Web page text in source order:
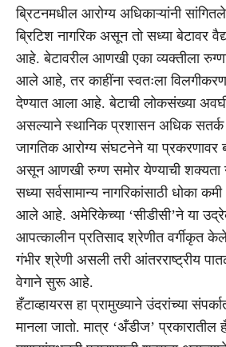
ब्रिटनमधील आरोग्य अधिकाऱ्यांनी
ब्रिटिश नागरिक असून तो सध्या बेटावर
आहे. बेटावरील आणखी एका व्यक्तीला
आले आहे, तर काहींना स्वतःला
देण्यात आला आहे. बेटाची लोकसंख्या
असल्याने स्थानिक प्रशासन अधिक
जागतिक आरोग्य संघटनेने या प्रकरणावर
असून आणखी रुग्ण समोर येण्याची शक्यता
सध्या सर्वसामान्य नागरिकांसाठी धोका
आले आहे. अमेरिकेच्या ‘सीडीसी’ने या
आपत्कालीन प्रतिसाद श्रेणीत वर्गीकृत
गंभीर श्रेणी असली तरी आंतरराष्ट्रीय
वेगाने सुरू आहे.
हँटाव्हायरस हा प्रामुख्याने उंदरांच्या
मानला जातो. मात्र ‘अँडीज’ प्रकारातील